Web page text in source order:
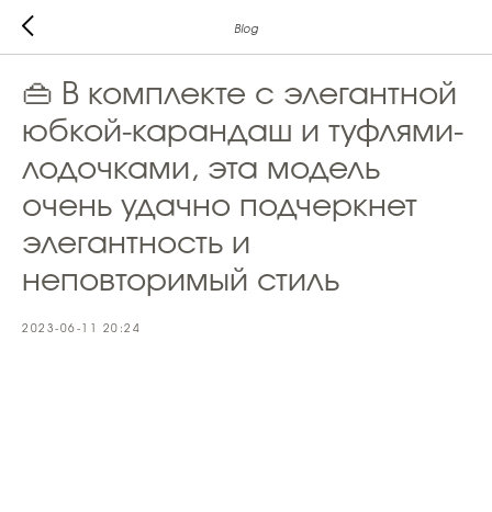
Blog
👜 В комплекте с элегантной
юбкой-карандаш и туфлями-
лодочками, эта модель
очень удачно подчеркнет
элегантность и
неповторимый стиль
2023-06-11 20:24